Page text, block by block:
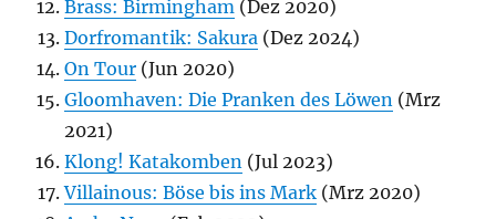
Brass: Birmingham (Dez 2020)
Dorfromantik: Sakura (Dez 2024)
On Tour (Jun 2020)
Gloomhaven: Die Pranken des Löwen (Mrz
2021)
Klong! Katakomben (Jul 2023)
Villainous: Böse bis ins Mark (Mrz 2020)